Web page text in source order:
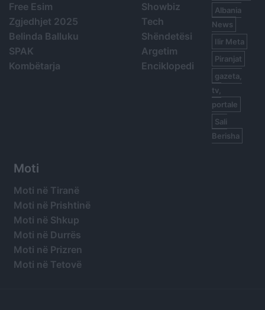
Free Esim
Zgjedhjet 2025
Belinda Balluku
SPAK
Kombëtarja
Showbiz
Tech
Shëndetësi
Argetim
Enciklopedi
Albania
News
Ilir Meta
Piranjat
gazeta,
tv,
portale
Sali
Berisha
Moti
Moti në Tiranë
Moti në Prishtinë
Moti në Shkup
Moti në Durrës
Moti në Prizren
Moti në Tetovë